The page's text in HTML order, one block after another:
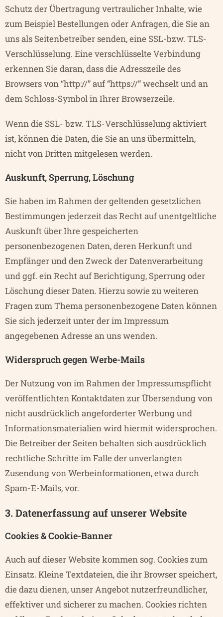
Schutz der Übertragung vertraulicher Inhalte, wie
zum Beispiel Bestellungen oder Anfragen, die Sie an
uns als Seitenbetreiber senden, eine SSL-bzw. TLS-
Verschlüsselung. Eine verschlüsselte Verbindung
erkennen Sie daran, dass die Adresszeile des
Browsers von “http://” auf “https://” wechselt und an
dem Schloss-Symbol in Ihrer Browserzeile.
Wenn die SSL- bzw. TLS-Verschlüsselung aktiviert
ist, können die Daten, die Sie an uns übermitteln,
nicht von Dritten mitgelesen werden.
Auskunft, Sperrung, Löschung
Sie haben im Rahmen der geltenden gesetzlichen
Bestimmungen jederzeit das Recht auf unentgeltliche
Auskunft über Ihre gespeicherten
personenbezogenen Daten, deren Herkunft und
Empfänger und den Zweck der Datenverarbeitung
und ggf. ein Recht auf Berichtigung, Sperrung oder
Löschung dieser Daten. Hierzu sowie zu weiteren
Fragen zum Thema personenbezogene Daten können
Sie sich jederzeit unter der imImpressum
angegebenen Adresse an uns wenden.
Widerspruch gegen Werbe-Mails
Der Nutzung von im Rahmen der Impressumspflicht
veröffentlichten Kontaktdaten zur Übersendung von
nicht ausdrücklich angeforderter Werbung und
Informationsmaterialien wird hiermit widersprochen.
Die Betreiber der Seiten behalten sich ausdrücklich
rechtliche Schritte im Falle der unverlangten
Zusendung von Werbeinformationen, etwa durch
Spam-E-Mails, vor.
3. Datenerfassung auf unserer Website
Cookies & Cookie-Banner
Auch auf dieser Website kommen sog. Cookies zum
Einsatz. Kleine Textdateien, die ihr Browser speichert,
die dazu dienen, unser Angebot nutzerfreundlicher,
effektiver und sicherer zu machen. Cookies richten